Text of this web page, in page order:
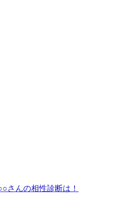
さんの相性診断は！